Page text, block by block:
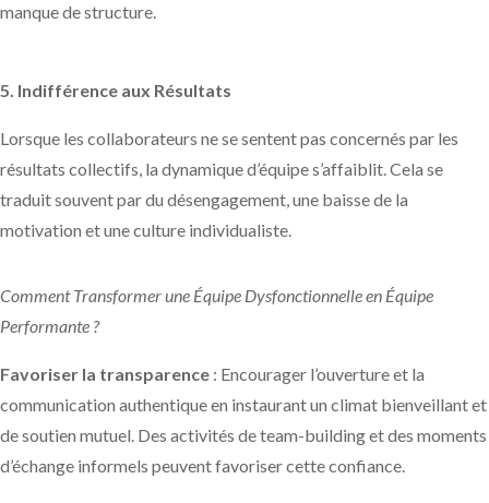
manque de structure.
5. Indifférence aux Résultats
Lorsque les collaborateurs ne se sentent pas concernés par les
résultats collectifs, la dynamique d’équipe s’affaiblit. Cela se
traduit souvent par du désengagement, une baisse de la
motivation et une culture individualiste.
Comment Transformer une Équipe Dysfonctionnelle en Équipe
Performante ?
Favoriser la transparence : Encourager l’ouverture et la
communication authentique en instaurant un climat bienveillant et
de soutien mutuel. Des activités de team-building et des moments
d’échange informels peuvent favoriser cette confiance.